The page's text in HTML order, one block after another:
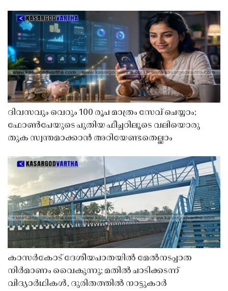
ദിവസവും വെറും 100 രൂപ മാത്രം സേവ് ചെയ്യാം;
ഫോൺപേയുടെ പുതിയ ഫീച്ചറിലൂടെ വലിയൊരു
തുക സ്വന്തമാക്കാൻ അറിയേണ്ടതെല്ലാം
കാസർകോട് ദേശീയപാതയിൽ മേൽനടപ്പാത
നിർമാണം വൈകുന്നു; മതിൽ ചാടിക്കടന്ന്
വിദ്യാർഥികൾ, ദുരിതത്തിൽ നാട്ടുകാർ